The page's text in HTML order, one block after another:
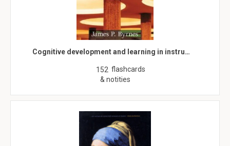
Cognitive development and learning in instru…
152 flashcards
& notities